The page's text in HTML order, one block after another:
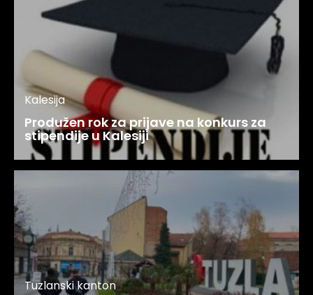
Kalesija
Produžen rok za prijave na konkurs za
stipendije u Kalesiji
Tuzlanski kanton